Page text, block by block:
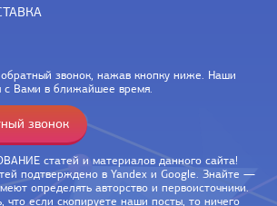
звонок, нажав кнопку ниже. Наши
с Вами в ближайшее время.
звонок
статей и материалов данного сайта!
подтверждено в Yandex и Google. Знайте —
определять авторство и первоисточники.
если скопируете наши посты, то ничего